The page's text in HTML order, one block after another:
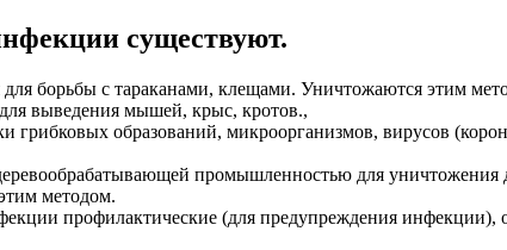
существуют.
для борьбы с тараканами, клещами. Уничтожаются этим
выведения мышей, крыс, кротов.,
грибковых образований, микроорганизмов, вирусов
промышленностью для
методом.
профилактические (для предупреждения